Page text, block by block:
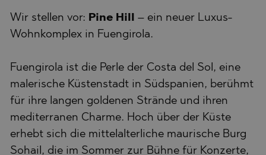
Wir stellen vor: Pine Hill
– ein neuer Luxus-
Wohnkomplex in Fuengirola.
Fuengirola ist die Perle der Costa del Sol, eine
malerische Küstenstadt in Südspanien, berühmt
für ihre langen goldenen Strände und ihren
mediterranen Charme. Hoch über der Küste
erhebt sich die mittelalterliche maurische Burg
Sohail, die im Sommer zur Bühne für Konzerte,